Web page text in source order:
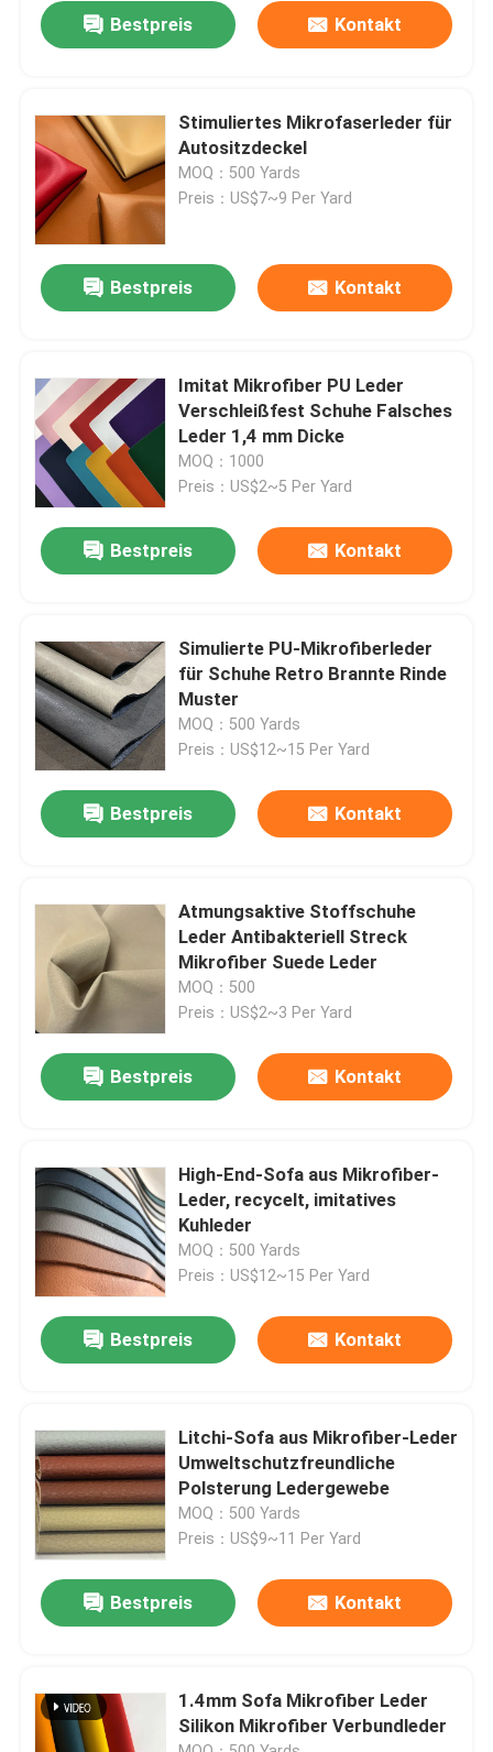
Produkte
Über uns
Fabrik Tour
Kontakt
Referenzen
Falsches Leder aus PVC
Mikrofaserledermaterial
Bestpreis Kontakt
Stimuliertes Mikrofaserleder für
Autositzdeckel
MOQ：500 Yards
Preis：US$7~9 Per Yard
Bestpreis Kontakt
Imitat Mikrofiber PU Leder
Verschleißfest Schuhe Falsches
Leder 1,4 mm Dicke
MOQ：1000
Preis：US$2~5 Per Yard
Bestpreis Kontakt
Simulierte PU-Mikrofiberleder
für Schuhe Retro Brannte Rinde
Muster
MOQ：500 Yards
Preis：US$12~15 Per Yard
Bestpreis Kontakt
Atmungsaktive Stoffschuhe
Leder Antibakteriell Streck
Mikrofiber Suede Leder
MOQ：500
Preis：US$2~3 Per Yard
Bestpreis Kontakt
High-End-Sofa aus Mikrofiber-
Leder, recycelt, imitatives
Kuhleder
MOQ：500 Yards
Preis：US$12~15 Per Yard
Bestpreis Kontakt
Litchi-Sofa aus Mikrofiber-Leder
Umweltschutzfreundliche
Polsterung Ledergewebe
MOQ：500 Yards
Preis：US$9~11 Per Yard
Bestpreis Kontakt
1.4mm Sofa Mikrofiber Leder
Silikon Mikrofiber Verbundleder